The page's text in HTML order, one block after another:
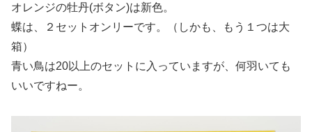
オレンジの牡丹(ボタン)は新色。
蝶は、２セットオンリーです。（しかも、もう１つは大
箱）
青い鳥は20以上のセットに入っていますが、何羽いても
いいですねー。